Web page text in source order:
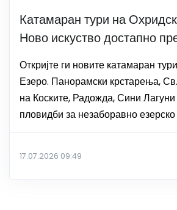
Катамаран тури на
Ново искуство достапно
Откријте ги новите катамаран
Езеро. Панорамски крстарења,
на Коските, Радожда, Сини
пловидби за незаборавно езерско
17.07.2026 09:49